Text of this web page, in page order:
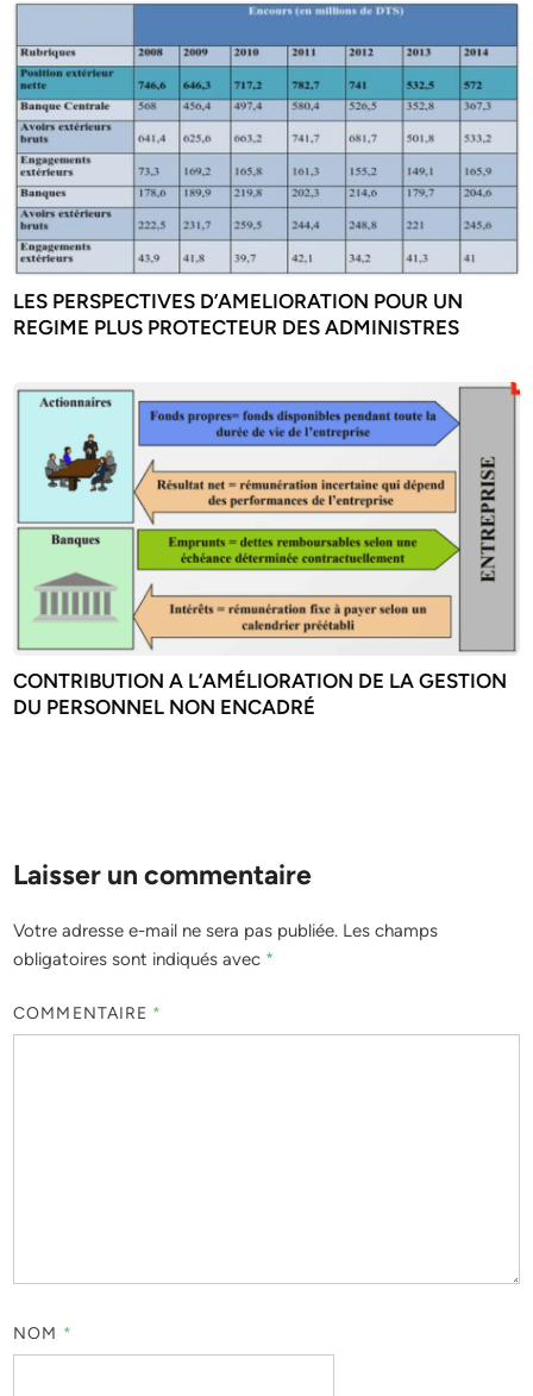
LES PERSPECTIVES D’AMELIORATION POUR UN
REGIME PLUS PROTECTEUR DES ADMINISTRES
CONTRIBUTION A L’AMÉLIORATION DE LA GESTION
DU PERSONNEL NON ENCADRÉ
Laisser un commentaire
Votre adresse e-mail ne sera pas publiée. Les champs
obligatoires sont indiqués avec *
COMMENTAIRE *
NOM *